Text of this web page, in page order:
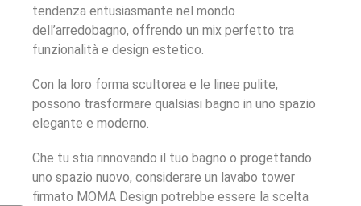
tendenza entusiasmante nel mondo
dell’arredobagno, offrendo un mix perfetto tra
funzionalità e design estetico.
Con la loro forma scultorea e le linee pulite,
possono trasformare qualsiasi bagno in uno spazio
elegante e moderno.
Che tu stia rinnovando il tuo bagno o progettando
uno spazio nuovo, considerare un lavabo tower
firmato MOMA Design potrebbe essere la scelta